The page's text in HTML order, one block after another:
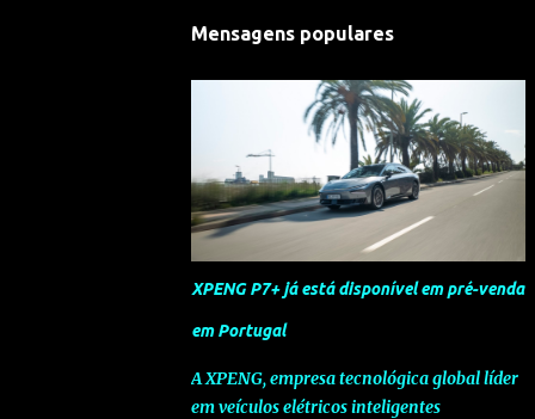
Mensagens populares
XPENG P7+ já está disponível em pré-venda
em Portugal
A XPENG, empresa tecnológica global líder
em veículos elétricos inteligentes